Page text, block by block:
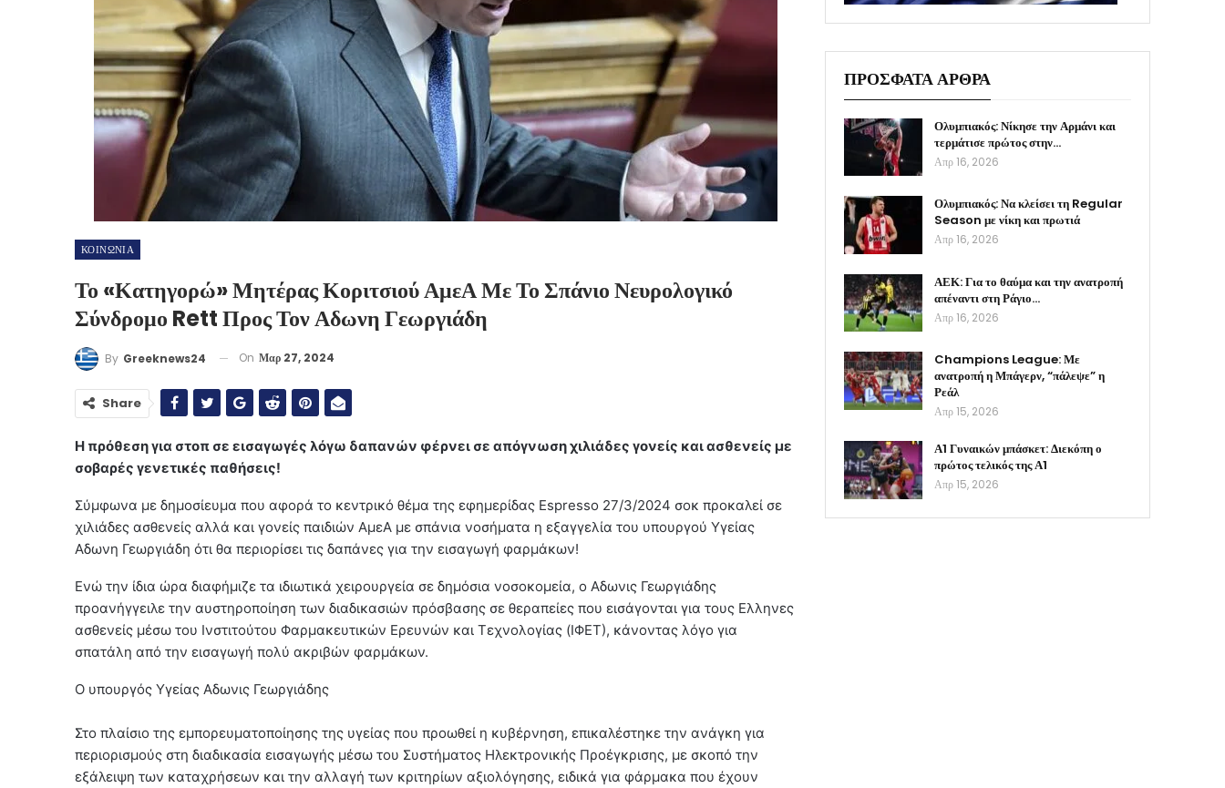
ΚΟΙΝΩΝΙΑ
Το «κατηγορώ» Μητέρας Κοριτσιού ΑμεΑ Με Το Σπάνιο Νευρολογικό
Σύνδρομο Rett Προς Τον Αδωνη Γεωργιάδη
By Greeknews24 On Μαρ 27, 2024
Share
Η πρόθεση για στοπ σε εισαγωγές λόγω δαπανών φέρνει σε απόγνωση χιλιάδες γονείς και ασθενείς με
σοβαρές γενετικές παθήσεις!
Σύμφωνα με δημοσίευμα που αφορά το κεντρικό θέμα της εφημερίδας Espresso 27/3/2024 σοκ προκαλεί σε
χιλιάδες ασθενείς αλλά και γονείς παιδιών ΑμεΑ με σπάνια νοσήματα η εξαγγελία του υπουργού Υγείας
Αδωνη Γεωργιάδη ότι θα περιορίσει τις δαπάνες για την εισαγωγή φαρμάκων!
Ενώ την ίδια ώρα διαφήμιζε τα ιδιωτικά χειρουργεία σε δημόσια νοσοκομεία, ο Αδωνις Γεωργιάδης
προανήγγειλε την αυστηροποίηση των διαδικασιών πρόσβασης σε θεραπείες που εισάγονται για τους Ελληνες
ασθενείς μέσω του Ινστιτούτου Φαρμακευτικών Ερευνών και Τεχνολογίας (ΙΦΕΤ), κάνοντας λόγο για
σπατάλη από την εισαγωγή πολύ ακριβών φαρμάκων.
O υπουργός Υγείας Αδωνις Γεωργιάδης
Στο πλαίσιο της εμπορευματοποίησης της υγείας που προωθεί η κυβέρνηση, επικαλέστηκε την ανάγκη για
περιορισμούς στη διαδικασία εισαγωγής μέσω του Συστήματος Ηλεκτρονικής Προέγκρισης, με σκοπό την
εξάλειψη των καταχρήσεων και την αλλαγή των κριτηρίων αξιολόγησης, ειδικά για φάρμακα που έχουν
ΠΡΟΣΦΑΤΑ ΑΡΘΡΑ
Ολυμπιακός: Νίκησε την Αρμάνι και
τερμάτισε πρώτος στην…
Απρ 16, 2026
Ολυμπιακός: Να κλείσει τη Regular
Season με νίκη και πρωτιά
Απρ 16, 2026
ΑΕΚ: Για το θαύμα και την ανατροπή
απέναντι στη Ράγιο…
Απρ 16, 2026
Champions League: Με
ανατροπή η Μπάγερν, “πάλεψε” η
Ρεάλ
Απρ 15, 2026
Α1 Γυναικών μπάσκετ: Διεκόπη ο
πρώτος τελικός της Α1
Απρ 15, 2026